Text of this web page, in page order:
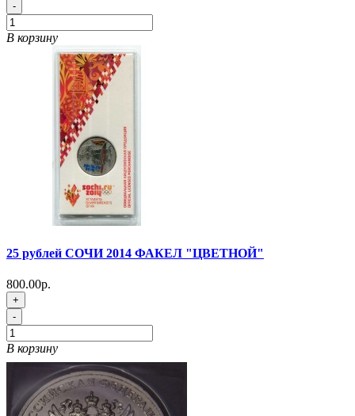
-
В корзину
25 рублей СОЧИ 2014 ФАКЕЛ "ЦВЕТНОЙ"
800.00р.
+
-
В корзину